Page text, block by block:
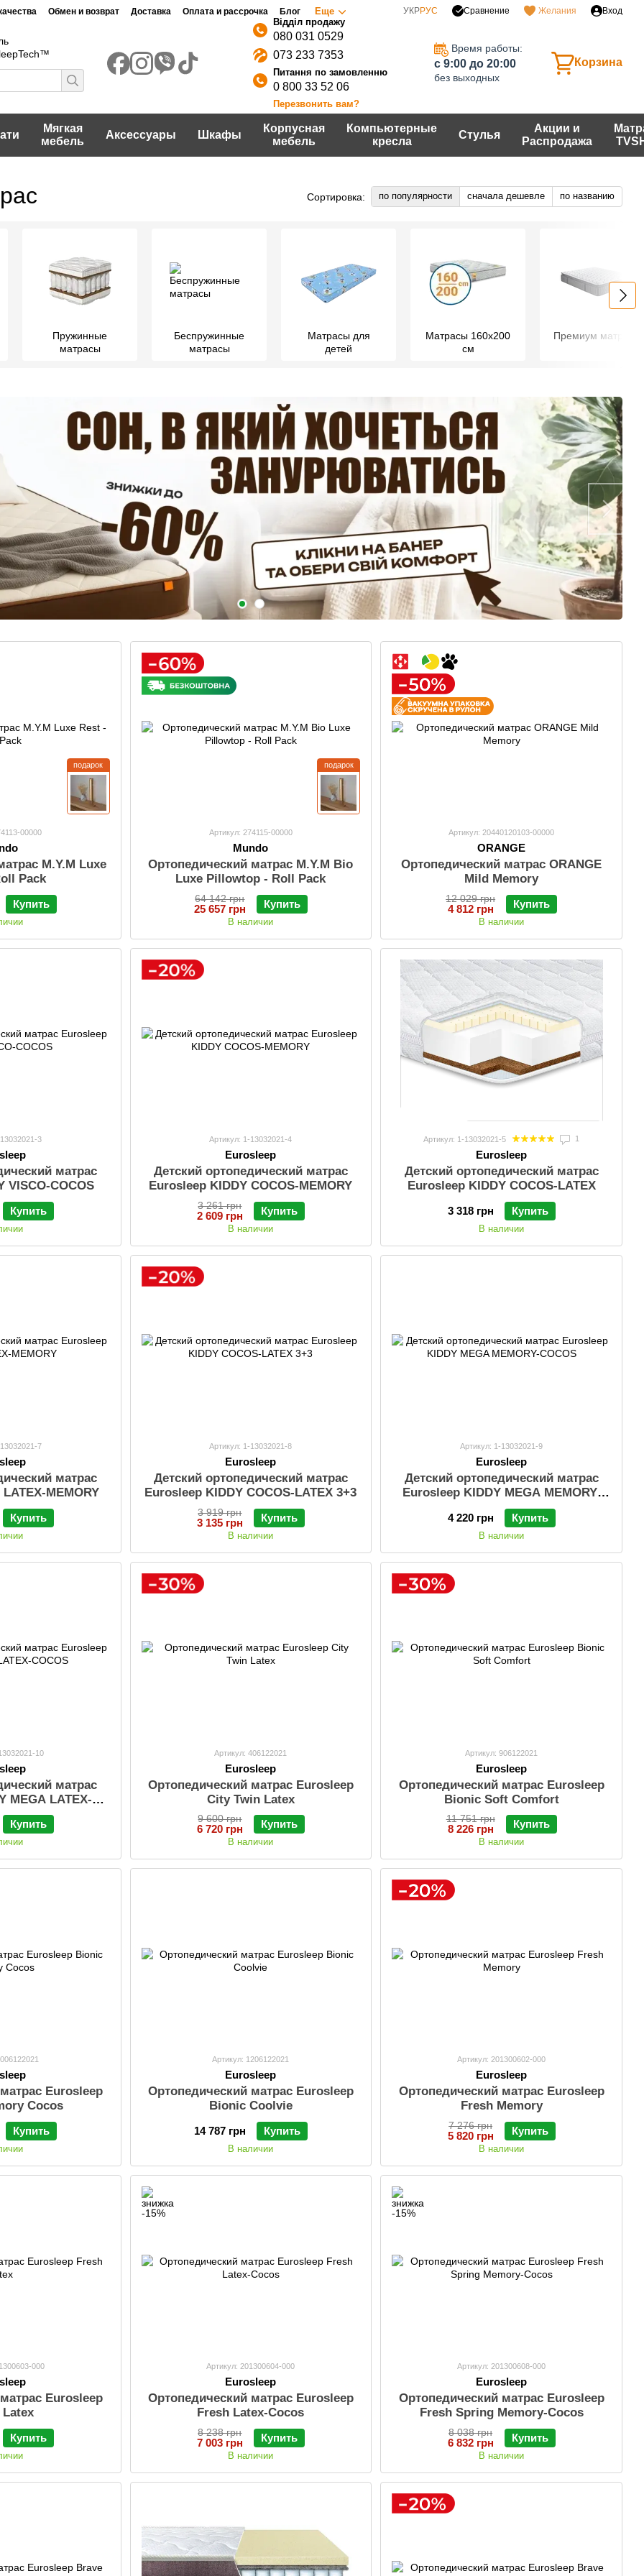
Обмен и возврат Доставка Оплата и рассрочка Блог Еще УКРРУС Сравнение Желания Вход
080 031 0529
073 233 7353
0 800 33 52 06
Перезвонить вам?
Время работы:
c 9:00 до 20:00
без выходных
Корзина
Мягкая
мебель
Аксессуары Шкафы
Корпусная
мебель
Компьютерные
кресла
Стулья
Акции и
Распродажа
Сортировка: по популярности сначала дешевле по названию
Пружинные
матрасы
Беспружинные
матрасы
Матрасы для
детей
Матрасы 160х200
см
Премиум матрасы
подарок
00000
M.Y.M Luxe
Pack
Купить
подарок
Артикул: 274115-00000
Mundo
Ортопедический матрас M.Y.M Bio
Luxe Pillowtop - Roll Pack
64 142 грн
25 657 грн Купить
В наличии
Артикул: 20440120103-00000
ORANGE
Ортопедический матрас ORANGE
Mild Memory
12 029 грн
4 812 грн Купить
В наличии
3
матрас
VISCO-СOСOS
Купить
Артикул: 1-13032021-4
Eurosleep
Детский ортопедический матрас
Eurosleep KIDDY COCOS-MEMORY
3 261 грн
2 609 грн Купить
В наличии
Артикул: 1-13032021-5 1
Eurosleep
Детский ортопедический матрас
Eurosleep KIDDY COCOS-LATEX
3 318 грн Купить
В наличии
7
матрас
MEMORY
Купить
Артикул: 1-13032021-8
Eurosleep
Детский ортопедический матрас
Eurosleep KIDDY COCOS-LATEX 3+3
3 919 грн
3 135 грн Купить
В наличии
Артикул: 1-13032021-9
Eurosleep
Детский ортопедический матрас
Eurosleep KIDDY MEGA MEMORY-
COCOS
4 220 грн Купить
В наличии
10
матрас
MEGA LATEX-
Купить
Артикул: 406122021
Eurosleep
Ортопедический матрас Eurosleep
City Twin Latex
9 600 грн
6 720 грн Купить
В наличии
Артикул: 906122021
Eurosleep
Ортопедический матрас Eurosleep
Bionic Soft Comfort
11 751 грн
8 226 грн Купить
В наличии
Eurosleep
Cocos
Купить
Артикул: 1206122021
Eurosleep
Ортопедический матрас Eurosleep
Bionic Coolvie
14 787 грн Купить
В наличии
Артикул: 201300602-000
Eurosleep
Ортопедический матрас Eurosleep
Fresh Memory
7 276 грн
5 820 грн Купить
В наличии
000
Eurosleep
Latex
Купить
Артикул: 201300604-000
Eurosleep
Ортопедический матрас Eurosleep
Fresh Latex-Cocos
8 238 грн
7 003 грн Купить
В наличии
Артикул: 201300608-000
Eurosleep
Ортопедический матрас Eurosleep
Fresh Spring Memory-Cocos
8 038 грн
6 832 грн Купить
В наличии